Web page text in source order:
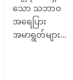
သော သဘာဝ
အရေပြား
အမာရွတ်များ...